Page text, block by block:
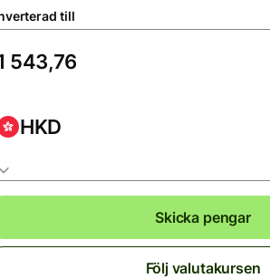
till
HKD
Skicka pengar
Följ valutakursen